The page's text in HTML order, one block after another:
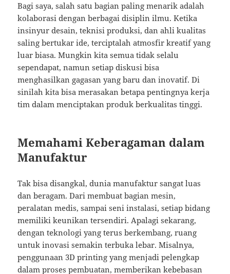
Bagi saya, salah satu bagian paling menarik adalah
kolaborasi dengan berbagai disiplin ilmu. Ketika
insinyur desain, teknisi produksi, dan ahli kualitas
saling bertukar ide, terciptalah atmosfir kreatif yang
luar biasa. Mungkin kita semua tidak selalu
sependapat, namun setiap diskusi bisa
menghasilkan gagasan yang baru dan inovatif. Di
sinilah kita bisa merasakan betapa pentingnya kerja
tim dalam menciptakan produk berkualitas tinggi.
Memahami Keberagaman dalam
Manufaktur
Tak bisa disangkal, dunia manufaktur sangat luas
dan beragam. Dari membuat bagian mesin,
peralatan medis, sampai seni instalasi, setiap bidang
memiliki keunikan tersendiri. Apalagi sekarang,
dengan teknologi yang terus berkembang, ruang
untuk inovasi semakin terbuka lebar. Misalnya,
penggunaan 3D printing yang menjadi pelengkap
dalam proses pembuatan, memberikan kebebasan